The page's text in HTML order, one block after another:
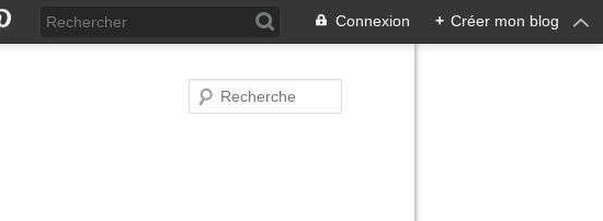
Connexion + Créer mon blog